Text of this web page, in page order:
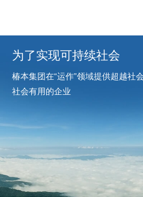
为了实现可持续社会
椿本集团在“运作”领域提供超越社
社会有用的企业